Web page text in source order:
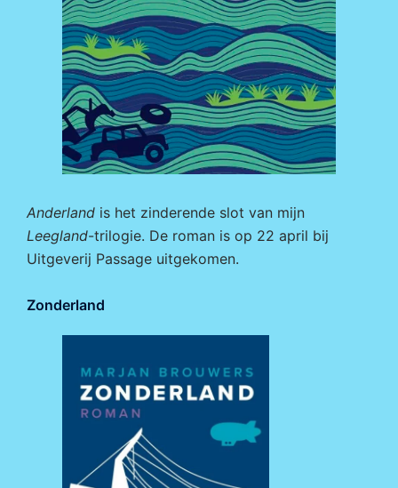
Anderland is het zinderende slot van mijn
Leegland-trilogie. De roman is op 22 april bij
Uitgeverij Passage uitgekomen.
Zonderland